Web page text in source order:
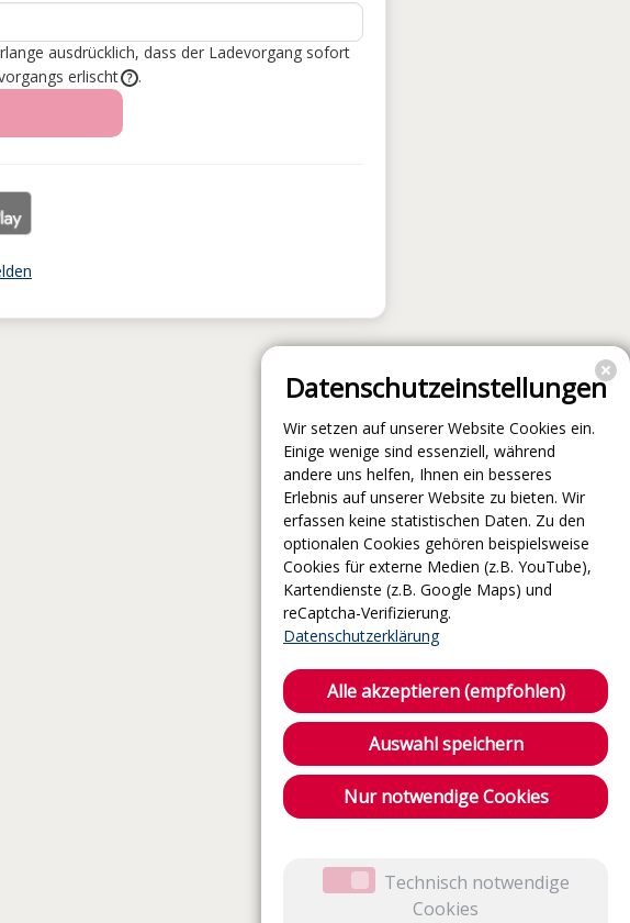
ausdrücklich, dass der Ladevorgang sofort
erlischt ? .
Datenschutzeinstellungen
Wir setzen auf unserer Website Cookies ein.
Einige wenige sind essenziell, während
andere uns helfen, Ihnen ein besseres
Erlebnis auf unserer Website zu bieten. Wir
erfassen keine statistischen Daten. Zu den
optionalen Cookies gehören beispielsweise
Cookies für externe Medien (z.B. YouTube),
Kartendienste (z.B. Google Maps) und
reCaptcha-Verifizierung.
Datenschutzerklärung
Alle akzeptieren (empfohlen)
Auswahl speichern
Nur notwendige Cookies
Technisch notwendige
Cookies